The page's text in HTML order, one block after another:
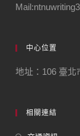
中心位置
地址：106 臺北
相關連結